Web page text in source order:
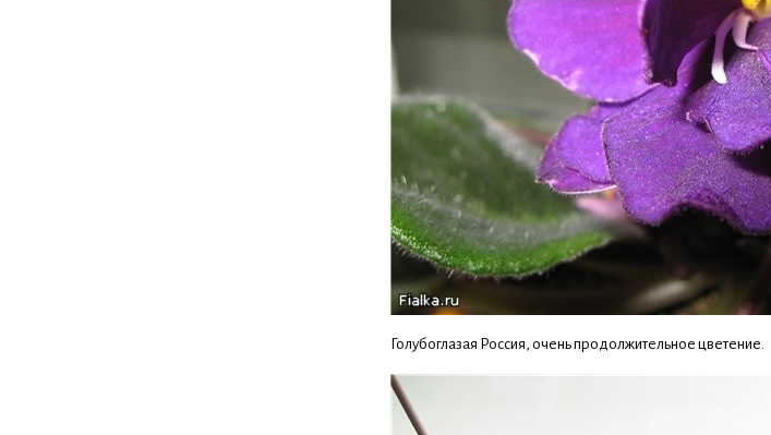
Голубоглазая Россия, очень продолжительное цветение.